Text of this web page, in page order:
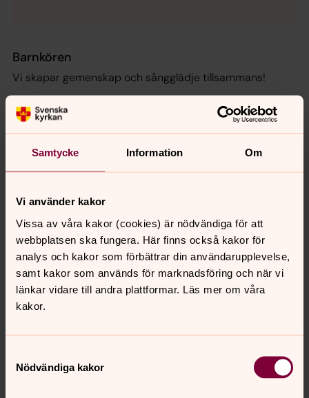
Samtycke Information Om
Vi använder kakor
Vissa av våra kakor (cookies) är nödvändiga för att
webbplatsen ska fungera. Här finns också kakor för
analys och kakor som förbättrar din användarupplevelse,
samt kakor som används för marknadsföring och när vi
länkar vidare till andra plattformar. Läs mer om våra
kakor.
Nödvändiga kakor
Barnkören
Vi skapar gemenskap och sångglädje tillsammans!
Onsdagar kl. 14-14.45
Hampetorp
flerstämmighet.
Torsdagar kl. 15.15-16.00
Svenska kyrkans hus, Odensbacken